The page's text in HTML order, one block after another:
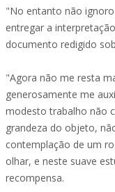
"No entanto não
entregar a
documento redigido
"Agora não me resta
generosamente me
modesto trabalho não
grandeza do objeto,
contemplação de um
olhar, e neste suave
recompensa.